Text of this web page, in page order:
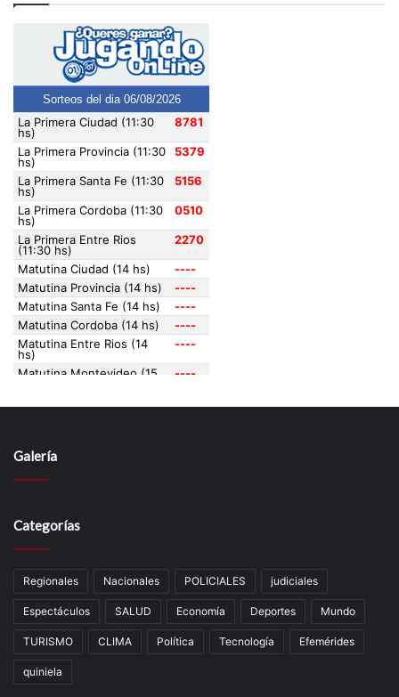
Galería
Categorías
Regionales Nacionales POLICIALES judiciales
Espectáculos SALUD Economía Deportes Mundo
TURISMO CLIMA Política Tecnología Efemérides
quiniela